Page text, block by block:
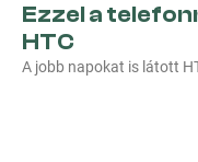
Ezzel a
HTC
A jobb napokat is látott